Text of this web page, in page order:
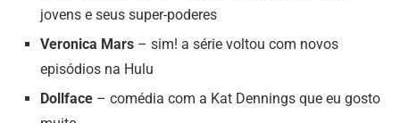
jovens e seus super-poderes
Veronica Mars – sim! a série voltou com novos
episódios na Hulu
Dollface – comédia com a Kat Dennings que eu gosto